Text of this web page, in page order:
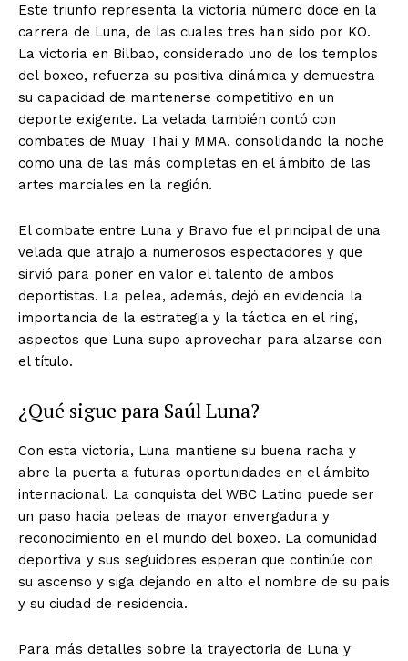
Este triunfo representa la victoria número doce en la
carrera de Luna, de las cuales tres han sido por KO.
La victoria en Bilbao, considerado uno de los templos
del boxeo, refuerza su positiva dinámica y demuestra
su capacidad de mantenerse competitivo en un
deporte exigente. La velada también contó con
combates de Muay Thai y MMA, consolidando la noche
como una de las más completas en el ámbito de las
artes marciales en la región.
El combate entre Luna y Bravo fue el principal de una
velada que atrajo a numerosos espectadores y que
sirvió para poner en valor el talento de ambos
deportistas. La pelea, además, dejó en evidencia la
importancia de la estrategia y la táctica en el ring,
aspectos que Luna supo aprovechar para alzarse con
el título.
¿Qué sigue para Saúl Luna?
Con esta victoria, Luna mantiene su buena racha y
abre la puerta a futuras oportunidades en el ámbito
internacional. La conquista del WBC Latino puede ser
un paso hacia peleas de mayor envergadura y
reconocimiento en el mundo del boxeo. La comunidad
deportiva y sus seguidores esperan que continúe con
su ascenso y siga dejando en alto el nombre de su país
y su ciudad de residencia.
Para más detalles sobre la trayectoria de Luna y